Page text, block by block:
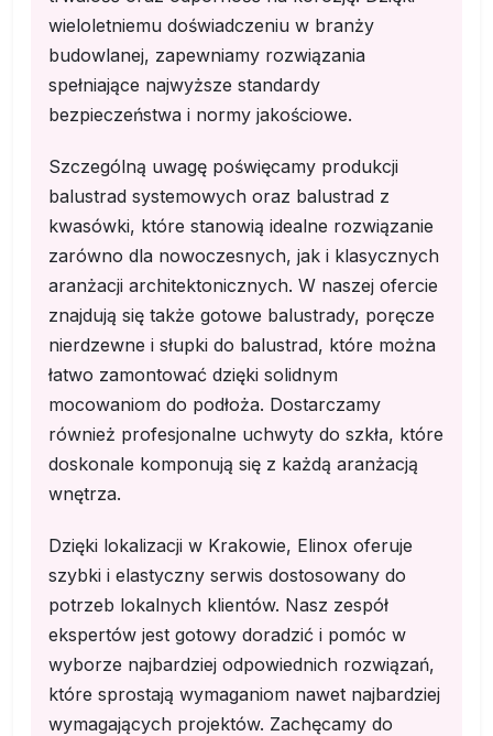
wieloletniemu doświadczeniu w branży
budowlanej, zapewniamy rozwiązania
spełniające najwyższe standardy
bezpieczeństwa i normy jakościowe.
Szczególną uwagę poświęcamy produkcji
balustrad systemowych oraz balustrad z
kwasówki, które stanowią idealne rozwiązanie
zarówno dla nowoczesnych, jak i klasycznych
aranżacji architektonicznych. W naszej ofercie
znajdują się także gotowe balustrady, poręcze
nierdzewne i słupki do balustrad, które można
łatwo zamontować dzięki solidnym
mocowaniom do podłoża. Dostarczamy
również profesjonalne uchwyty do szkła, które
doskonale komponują się z każdą aranżacją
wnętrza.
Dzięki lokalizacji w Krakowie, Elinox oferuje
szybki i elastyczny serwis dostosowany do
potrzeb lokalnych klientów. Nasz zespół
ekspertów jest gotowy doradzić i pomóc w
wyborze najbardziej odpowiednich rozwiązań,
które sprostają wymaganiom nawet najbardziej
wymagających projektów. Zachęcamy do